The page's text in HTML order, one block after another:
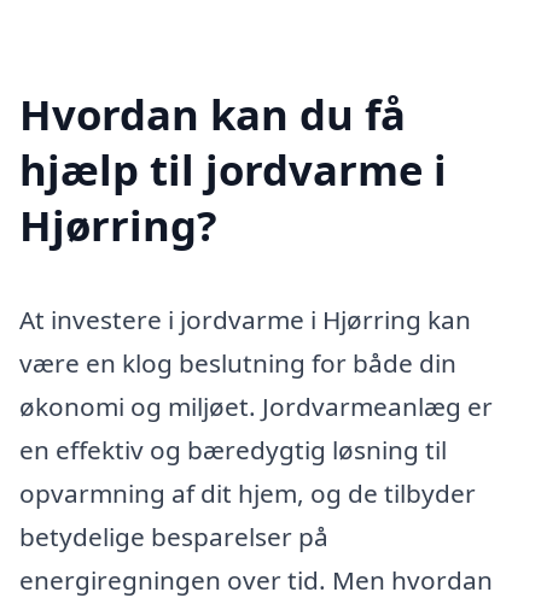
Hvordan kan du få
hjælp til jordvarme i
Hjørring?
At investere i jordvarme i Hjørring kan
være en klog beslutning for både din
økonomi og miljøet. Jordvarmeanlæg er
en effektiv og bæredygtig løsning til
opvarmning af dit hjem, og de tilbyder
betydelige besparelser på
energiregningen over tid. Men hvordan